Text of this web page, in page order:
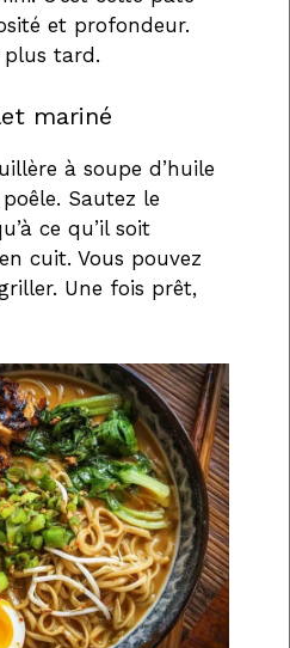
et profondeur.
plus tard.
mariné
à soupe d’huile
Sautez le
ce qu’il soit
cuit. Vous pouvez
Une fois prêt,